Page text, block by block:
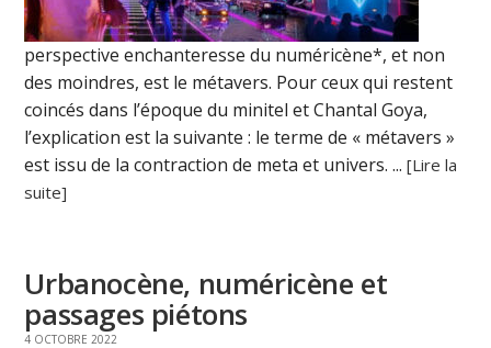
perspective enchanteresse du numéricène*, et non
des moindres, est le métavers. Pour ceux qui restent
coincés dans l’époque du minitel et Chantal Goya,
l’explication est la suivante : le terme de « métavers »
est issu de la contraction de meta et univers. ...[Lire la
suite]
Urbanocène, numéricène et
passages piétons
4 OCTOBRE 2022